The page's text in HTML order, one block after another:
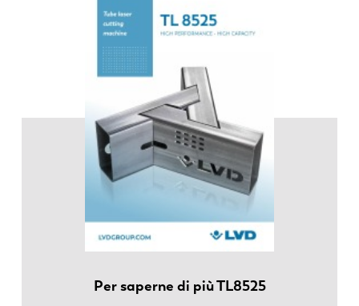
Per saperne di più TL8525
EN-US
PT-PT
SK
CN